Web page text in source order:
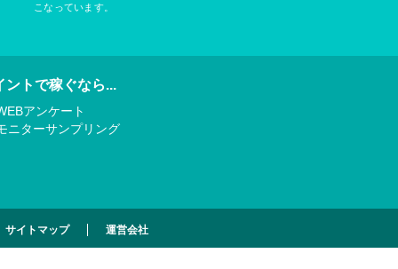
こなっています。
ントで稼ぐなら...
アンケート
ニターサンプリング
サイトマップ 運営会社